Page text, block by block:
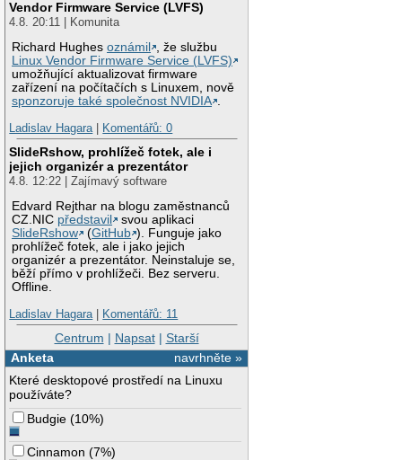
Vendor Firmware Service (LVFS)
4.8. 20:11 | Komunita
Richard Hughesoznámil
, že službu
Linux Vendor Firmware Service (LVFS)
umožňující aktualizovat firmware
zařízení na počítačích s Linuxem, nově
sponzoruje také společnost NVIDIA .
Ladislav Hagara| Komentářů: 0
SlideRshow, prohlížeč fotek, ale i
jejich organizér a prezentátor
4.8. 12:22 | Zajímavý software
Edvard Rejthar na blogu zaměstnanců
CZ.NIC představil
svou aplikaci
SlideRshow
(GitHub ). Funguje jako
prohlížeč fotek, ale i jako jejich
organizér a prezentátor. Neinstaluje se,
běží přímo v prohlížeči. Bez serveru.
Offline.
Ladislav Hagara| Komentářů: 11
Centrum | Napsat| Starší
navrhněte »
Anketa
Které desktopové prostředí na Linuxu
používáte?
Budgie (10%)
Cinnamon (7%)